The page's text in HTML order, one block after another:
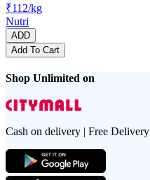
₹112/kg
Nutri
ADD
Add To Cart
Shop Unlimited on
Cash on delivery | Free Delivery